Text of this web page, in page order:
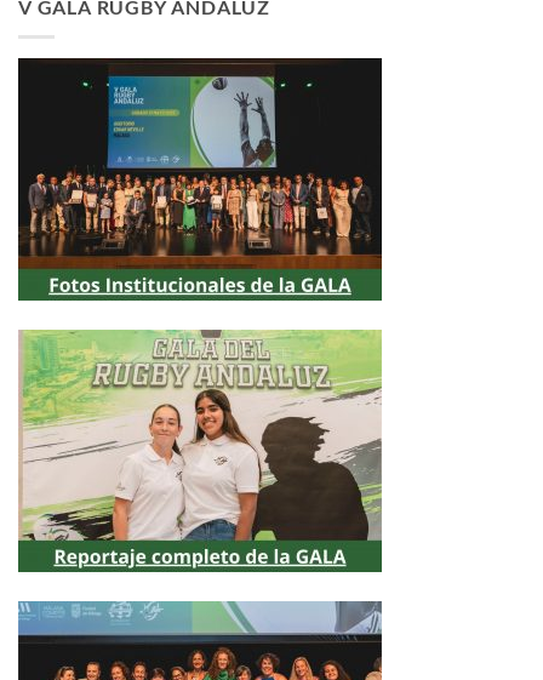
V GALA RUGBY ANDALUZ